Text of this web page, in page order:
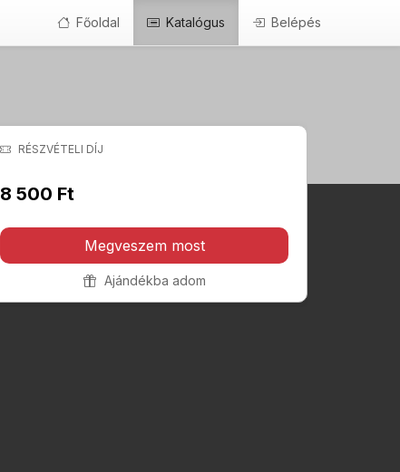
Főoldal Katalógus Belépés
RÉSZVÉTELI DÍJ
8 500 Ft
Megveszem most
Ajándékba adom